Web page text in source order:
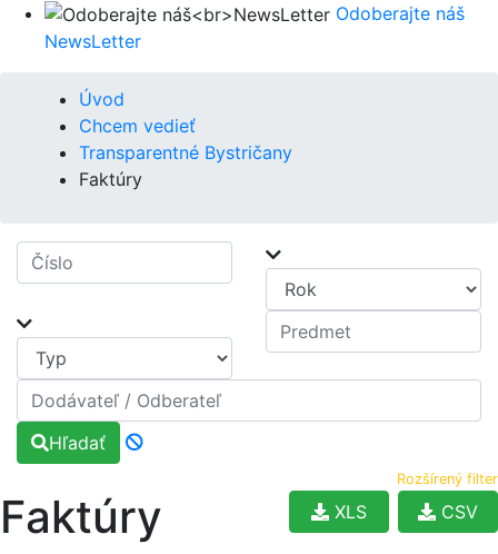
Odoberajte náš
NewsLetter
Úvod
Chcem vedieť
Transparentné Bystričany
Faktúry
Hľadať
Rozšírený filter
Faktúry CSV
XLS